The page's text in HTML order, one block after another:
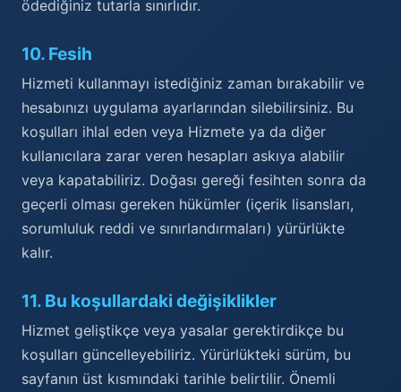
ödediğiniz tutarla sınırlıdır.
10. Fesih
Hizmeti kullanmayı istediğiniz zaman bırakabilir ve
hesabınızı uygulama ayarlarından silebilirsiniz. Bu
koşulları ihlal eden veya Hizmete ya da diğer
kullanıcılara zarar veren hesapları askıya alabilir
veya kapatabiliriz. Doğası gereği fesihten sonra da
geçerli olması gereken hükümler (içerik lisansları,
sorumluluk reddi ve sınırlandırmaları) yürürlükte
kalır.
11. Bu koşullardaki değişiklikler
Hizmet geliştikçe veya yasalar gerektirdikçe bu
koşulları güncelleyebiliriz. Yürürlükteki sürüm, bu
sayfanın üst kısmındaki tarihle belirtilir. Önemli